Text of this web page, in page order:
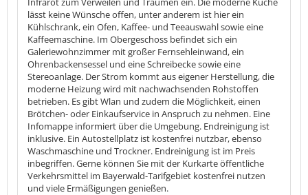
lässt keine Wünsche offen, unter anderem ist hier ein
Kühlschrank, ein Ofen, Kaffee- und Teeauswahl sowie eine
Kaffeemaschine. Im Obergeschoss befindet sich ein
Galeriewohnzimmer mit großer Fernsehleinwand, ein
Ohrenbackensessel und eine Schreibecke sowie eine
Stereoanlage. Der Strom kommt aus eigener Herstellung, die
moderne Heizung wird mit nachwachsenden Rohstoffen
betrieben. Es gibt Wlan und zudem die Möglichkeit, einen
Brötchen- oder Einkaufservice in Anspruch zu nehmen. Eine
Infomappe informiert über die Umgebung. Endreinigung ist
inklusive. Ein Autostellplatz ist kostenfrei nutzbar, ebenso
Waschmaschine und Trockner. Endreinigung ist im Preis
inbegriffen. Gerne können Sie mit der Kurkarte öffentliche
Verkehrsmittel im Bayerwald-Tarifgebiet kostenfrei nutzen
und viele Ermäßigungen genießen.